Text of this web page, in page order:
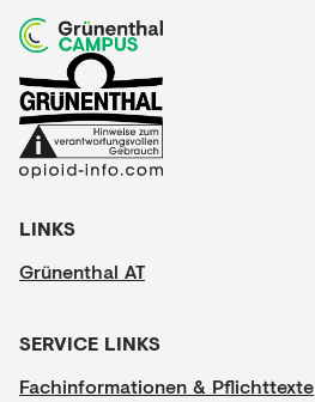
LINKS
Grünenthal AT
SERVICE LINKS
Fachinformationen & Pflichttexte